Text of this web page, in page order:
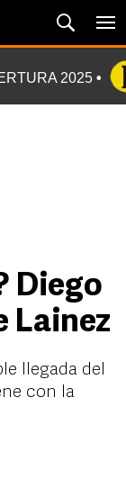
2025
Diego
Lainez
llegada del
con la